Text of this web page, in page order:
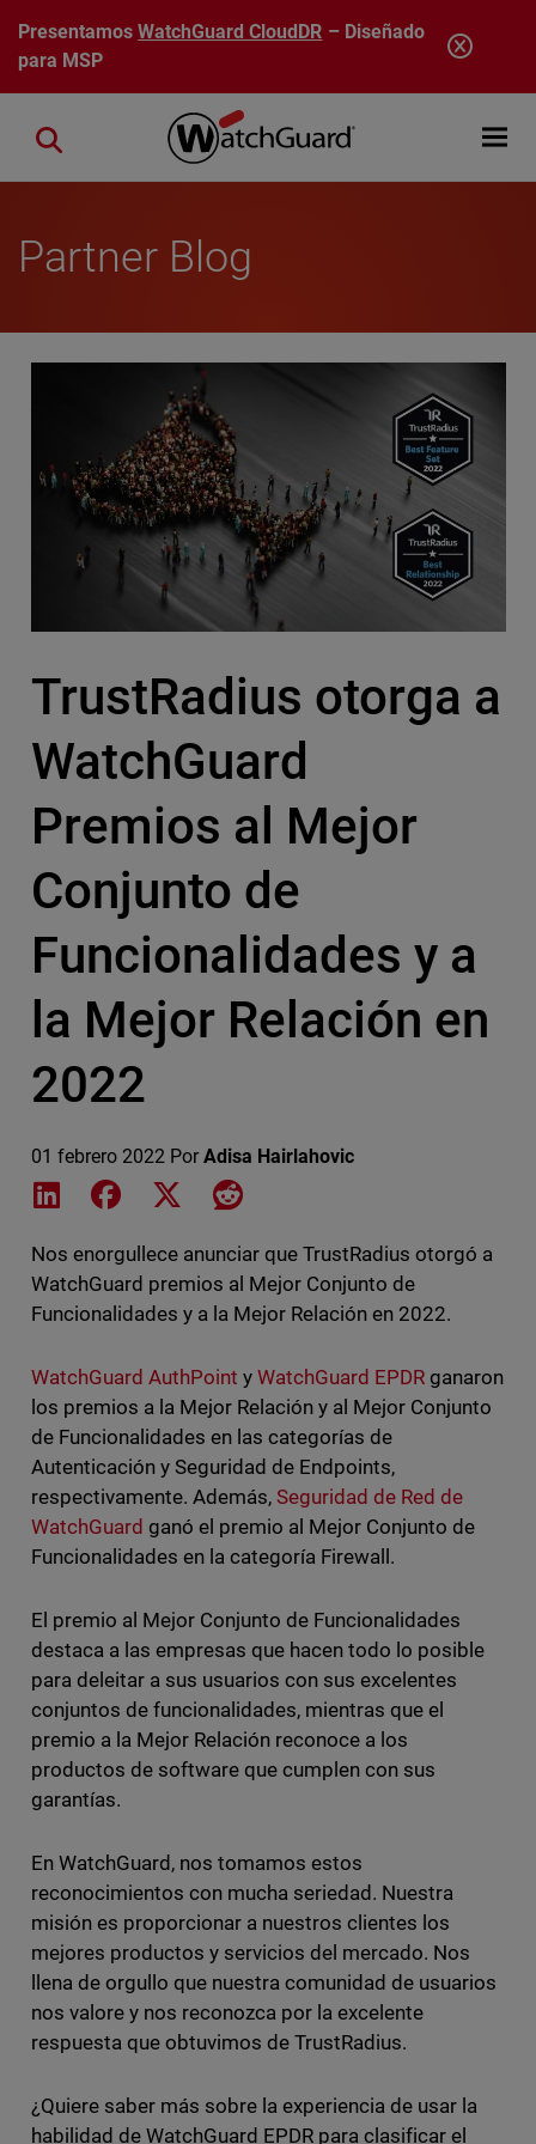
Pasar al contenido principal
PresentamosWatchGuard CloudDR – Diseñado
para MSP
Open
Close search
Partner Blog
TrustRadius otorga a
WatchGuard
Premios al Mejor
Conjunto de
Funcionalidades y a
la Mejor Relación en
2022
01 febrero 2022 Por Adisa Hairlahovic
Share on LinkedIn
Share on Facebook
Share on XShare on Reddit
Nos enorgullece anunciar que TrustRadius otorgó a
WatchGuard premios al Mejor Conjunto de
Funcionalidades y a la Mejor Relación en 2022.
WatchGuard AuthPoint y WatchGuard EPDR ganaron
los premios a la Mejor Relación y al Mejor Conjunto
de Funcionalidades en las categorías de
Autenticación y Seguridad de Endpoints,
respectivamente. Además, Seguridad de Red de
WatchGuard ganó el premio al Mejor Conjunto de
Funcionalidades en la categoría Firewall.
El premio al Mejor Conjunto de Funcionalidades
destaca a las empresas que hacen todo lo posible
para deleitar a sus usuarios con sus excelentes
conjuntos de funcionalidades, mientras que el
premio a la Mejor Relación reconoce a los
productos de software que cumplen con sus
garantías.
En WatchGuard, nos tomamos estos
reconocimientos con mucha seriedad. Nuestra
misión es proporcionar a nuestros clientes los
mejores productos y servicios del mercado. Nos
llena de orgullo que nuestra comunidad de usuarios
nos valore y nos reconozca por la excelente
respuesta que obtuvimos de TrustRadius.
¿Quiere saber más sobre la experiencia de usar la
habilidad de WatchGuard EPDR para clasificar el